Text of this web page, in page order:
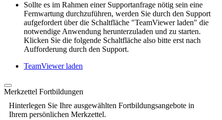
Sollte es im Rahmen einer Supportanfrage nötig sein eine
Fernwartung durchzuführen, werden Sie durch den Support
aufgefordert über die Schaltfläche "TeamViewer laden" die
notwendige Anwendung herunterzuladen und zu starten.
Klicken Sie die folgende Schaltfläche also bitte erst nach
Aufforderung durch den Support.
TeamViewer laden
Merkzettel Fortbildungen
Hinterlegen Sie Ihre ausgewählten Fortbildungsangebote in
Ihrem persönlichen Merkzettel.